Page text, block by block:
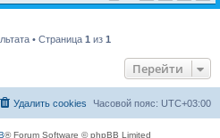
• Страница 1 из 1
Перейти
Часовой пояс: UTC+03:00
Удалить cookies
® Forum Software © phpBB Limited